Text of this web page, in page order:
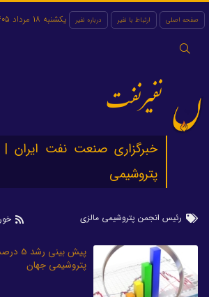
صفحه اصلی ارتباط با نفیر درباره نفیر
جستجو
یکشنبه 18 مرداد 1405
نفیرنفت
خبرگزاری صنعت نفت ایران |
پتروشیمی
رئیس انجمن پتروشیمی مالزی
پیش
پتروشیمی جهان